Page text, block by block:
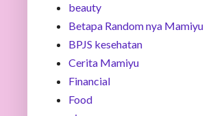
beauty
Betapa Random nya Mamiyu
BPJS kesehatan
Cerita Mamiyu
Financial
Food